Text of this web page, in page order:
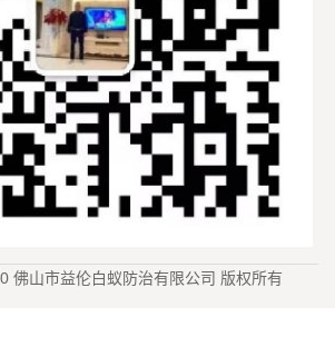
佛山市益伦白蚁防治有限公司 版权所有